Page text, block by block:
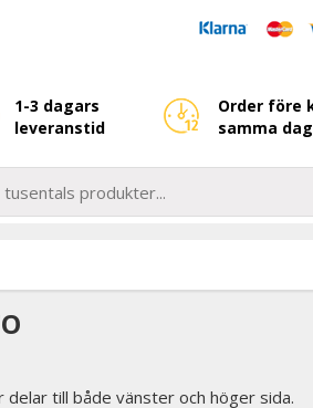
1-3 dagars
leveranstid
Order före
samma dag
till både vänster och höger sida.